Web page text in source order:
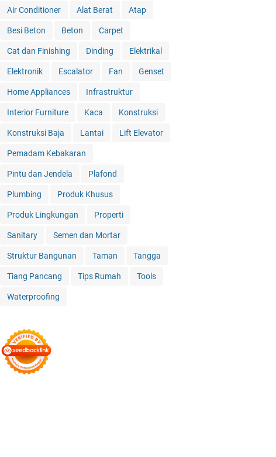
Air Conditioner Alat Berat Atap
Besi Beton Beton Carpet
Cat dan Finishing Dinding Elektrikal
Elektronik Escalator Fan Genset
Home Appliances Infrastruktur
Interior Furniture Kaca Konstruksi
Konstruksi Baja Lantai Lift Elevator
Pemadam Kebakaran
Pintu dan Jendela Plafond
Plumbing Produk Khusus
Produk Lingkungan Properti
Sanitary Semen dan Mortar
Struktur Bangunan Taman Tangga
Tiang Pancang Tips Rumah Tools
Waterproofing